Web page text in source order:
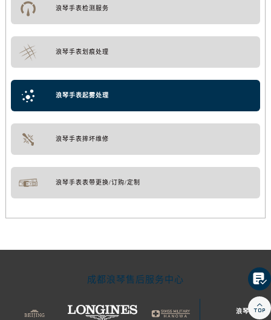
浪琴手表检测服务
浪琴手表划痕处理
浪琴手表起雾处理
浪琴手表摔坏维修
浪琴手表表带更换/订购/定制
成都浪琴售后服务中心
浪琴成都市

